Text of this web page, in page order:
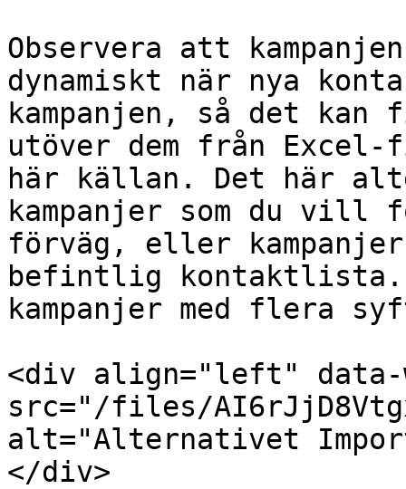
Observera att
dynamiskt när nya
kampanjen, så det
utöver dem från
här källan. Det här
kampanjer som du vill
förväg, eller
befintlig kontaktlista.
kampanjer med flera
<div align="left" data-
src="/files/
alt="Alternativet
</div>